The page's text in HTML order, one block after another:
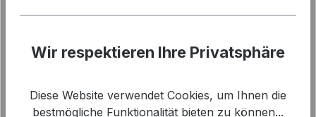
Links
Wir respektieren Ihre Privatsphäre
Diese Website verwendet Cookies, um Ihnen die
bestmögliche Funktionalität bieten zu können...